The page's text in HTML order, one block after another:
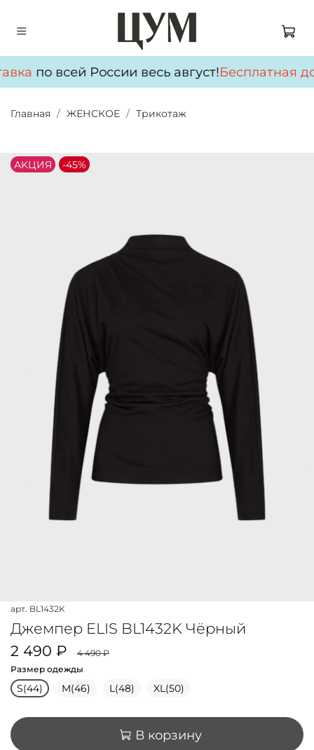
по всей России весь август!Бесплатная
Главная ЖЕНСКОЕ Трикотаж
АKЦИЯ -45%
арт. BL1432K
Джемпер ELIS BL1432K Чёрный
2 490 ₽
4 490 ₽
Размер одежды
S(44) M(46) L(48) XL(50)
В корзину